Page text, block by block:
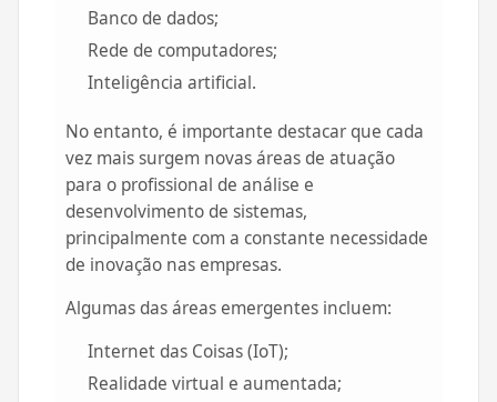
Banco de dados;
Rede de computadores;
Inteligência artificial.
No entanto, é importante destacar que cada
vez mais surgem novas áreas de atuação
para o profissional de análise e
desenvolvimento de sistemas,
principalmente com a constante necessidade
de inovação nas empresas.
Algumas das áreas emergentes incluem:
Internet das Coisas (IoT);
Realidade virtual e aumentada;